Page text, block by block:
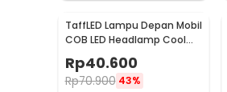
TaffLED Lampu Depan Mobil
COB LED Headlamp Cool
White IP65 32V
9005/HB3/H10 - S2
Rp40.600
Rp70.900 43%